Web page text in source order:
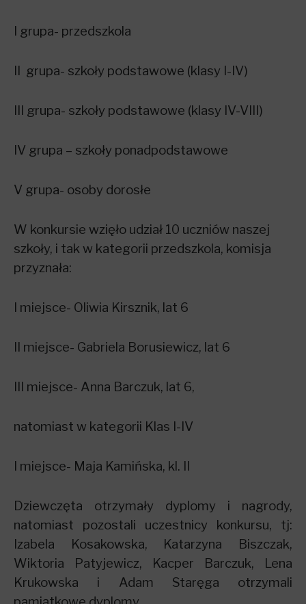
I grupa- przedszkola
II grupa- szkoły podstawowe (klasy I-IV)
III grupa- szkoły podstawowe (klasy IV-VIII)
IV grupa – szkoły ponadpodstawowe
V grupa- osoby dorosłe
W konkursie wzięło udział 10 uczniów naszej
szkoły, i tak w kategorii przedszkola, komisja
przyznała:
I miejsce- Oliwia Kirsznik, lat 6
II miejsce- Gabriela Borusiewicz, lat 6
III miejsce- Anna Barczuk, lat 6,
natomiast w kategorii Klas I-IV
I miejsce- Maja Kamińska, kl. II
Dziewczęta otrzymały dyplomy i nagrody,
natomiast pozostali uczestnicy konkursu, tj:
Izabela Kosakowska, Katarzyna Biszczak,
Wiktoria Patyjewicz, Kacper Barczuk, Lena
Krukowska i Adam Staręga otrzymali